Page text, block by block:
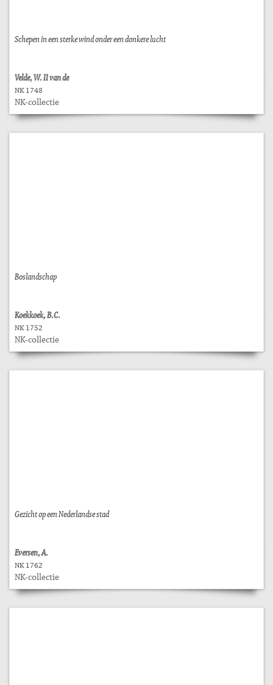
Schepen in een sterke wind onder een donkere lucht
Velde, W. II van de
NK 1748
NK-collectie
Boslandschap
Koekkoek, B.C.
NK 1752
NK-collectie
Gezicht op een Nederlandse stad
Eversen, A.
NK 1762
NK-collectie